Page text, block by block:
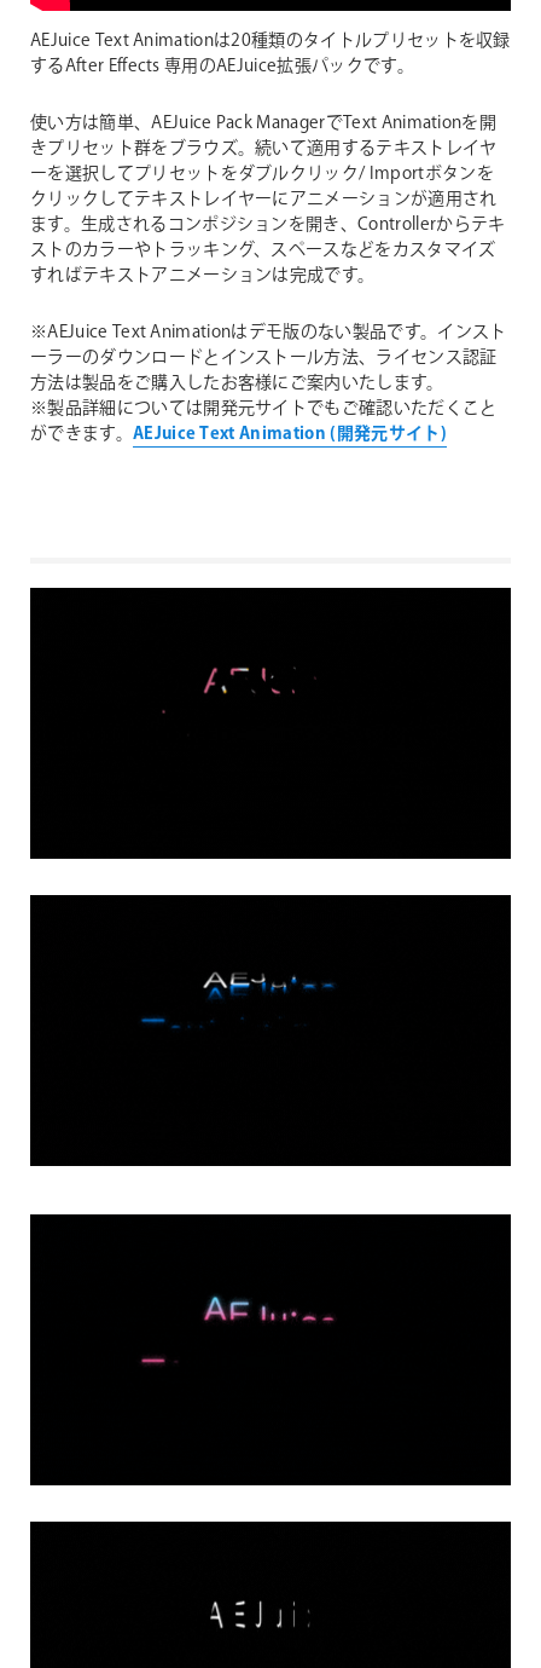
AEJuice Text Animationは20種類のタイトルプリセットを収録
するAfter Effects 専用のAEJuice拡張パックです。
使い方は簡単、AEJuice Pack ManagerでText Animationを開
きプリセット群をブラウズ。続いて適用するテキストレイヤ
ーを選択してプリセットをダブルクリック/ Importボタンを
クリックしてテキストレイヤーにアニメーションが適用され
ます。生成されるコンポジションを開き、Controllerからテキ
ストのカラーやトラッキング、スペースなどをカスタマイズ
すればテキストアニメーションは完成です。
※AEJuice Text Animationはデモ版のない製品です。インスト
ーラーのダウンロードとインストール方法、ライセンス認証
方法は製品をご購入したお客様にご案内いたします。
※製品詳細については開発元サイトでもご確認いただくこと
ができます。 AEJuice Text Animation (開発元サイト)